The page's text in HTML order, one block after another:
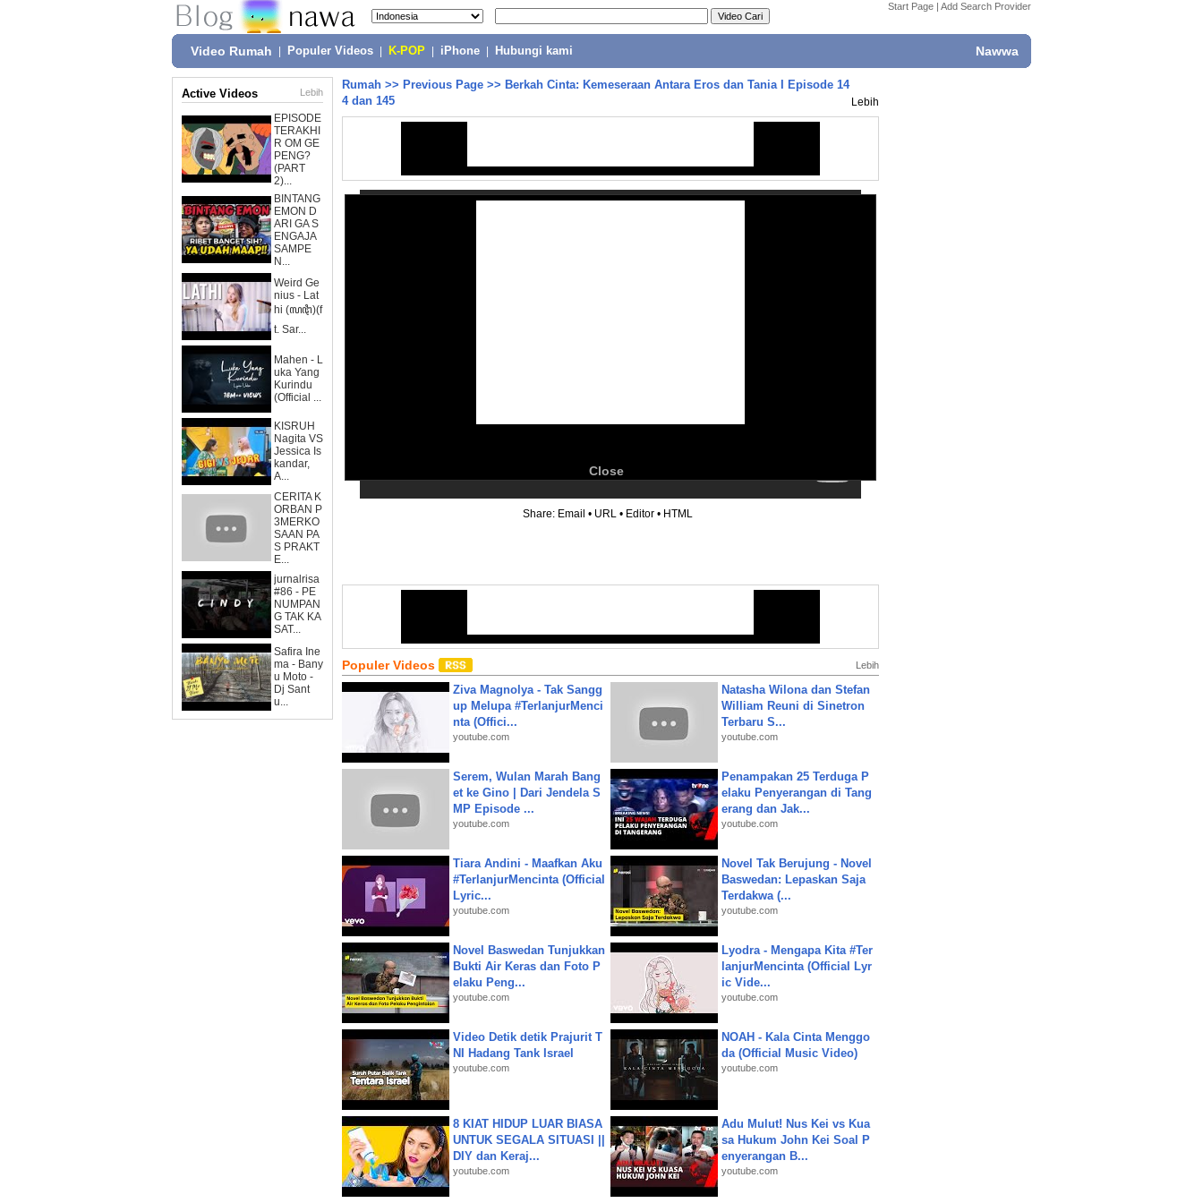
Start Page | Add Search Provider
Video Rumah Populer Videos K-POP iPhone Hubungi kami Nawwa
Active Videos Lebih
EPISODE
TERAKHI
R OM GE
PENG?
(PART
2)...
BINTANG
EMON D
ARI GA S
ENGAJA
SAMPE
N...
Weird Ge
nius - Lat
hi (ꦭꦛꦶ)(f
t. Sar...
Mahen - L
uka Yang
Kurindu
(Official ...
KISRUH
Nagita VS
Jessica Is
kandar,
A...
CERITA K
ORBAN P
3MERKO
SAAN PA
S PRAKT
E...
jurnalrisa
#86 - PE
NUMPAN
G TAK KA
SAT...
Safira Ine
ma - Bany
u Moto -
Dj Sant
u...
Rumah >> Previous Page >> Berkah Cinta: Kemeseraan Antara Eros dan Tania I Episode 14
4 dan 145
Lebih
Close
Share: Email • URL • Editor • HTML
Populer Videos Lebih
Ziva Magnolya - Tak Sangg
up Melupa #TerlanjurMenci
nta (Offici...
youtube.com
Natasha Wilona dan Stefan
William Reuni di Sinetron
Terbaru S...
youtube.com
Serem, Wulan Marah Bang
et ke Gino | Dari Jendela S
MP Episode ...
youtube.com
Penampakan 25 Terduga P
elaku Penyerangan di Tang
erang dan Jak...
youtube.com
Tiara Andini - Maafkan Aku
#TerlanjurMencinta (Official
Lyric...
youtube.com
Novel Tak Berujung - Novel
Baswedan: Lepaskan Saja
Terdakwa (...
youtube.com
Novel Baswedan Tunjukkan
Bukti Air Keras dan Foto P
elaku Peng...
youtube.com
Lyodra - Mengapa Kita #Ter
lanjurMencinta (Official Lyr
ic Vide...
youtube.com
Video Detik detik Prajurit T
NI Hadang Tank Israel
youtube.com
NOAH - Kala Cinta Menggo
da (Official Music Video)
youtube.com
8 KIAT HIDUP LUAR BIASA
UNTUK SEGALA SITUASI ||
DIY dan Keraj...
youtube.com
Adu Mulut! Nus Kei vs Kua
sa Hukum John Kei Soal P
enyerangan B...
youtube.com